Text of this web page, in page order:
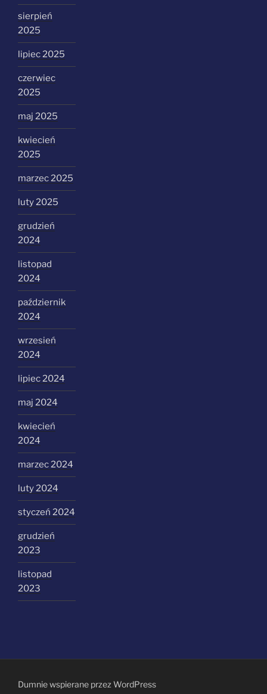
sierpień
2025
lipiec 2025
czerwiec
2025
maj 2025
kwiecień
2025
marzec 2025
luty 2025
grudzień
2024
listopad
2024
październik
2024
wrzesień
2024
lipiec 2024
maj 2024
kwiecień
2024
marzec 2024
luty 2024
styczeń 2024
grudzień
2023
listopad
2023
Dumnie wspierane przez WordPress